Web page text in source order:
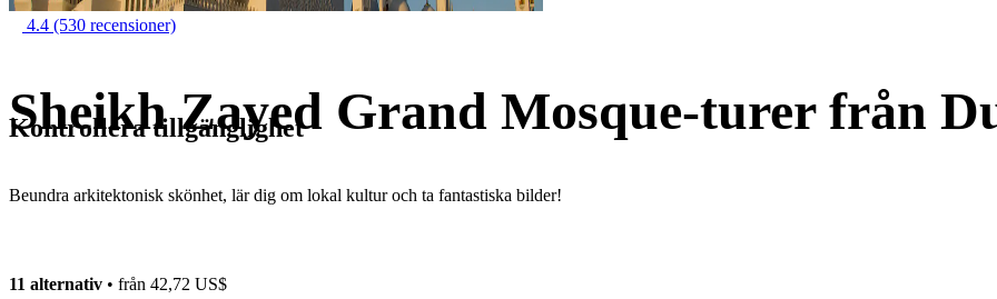
4.4 (530 recensioner)
Sheikh Zayed Grand Mosque-turer från
Beundra arkitektonisk skönhet, lär dig om lokal kultur och ta fantastiska bilder!
Kontrollera tillgänglighet
11 alternativ • från 42,72 US$